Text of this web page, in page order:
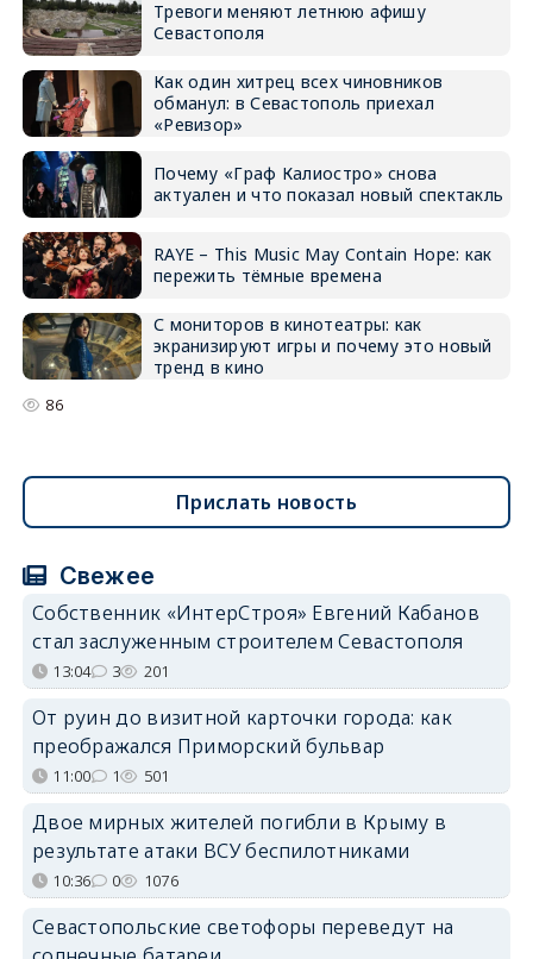
Тревоги меняют летнюю афишу
Севастополя
Как один хитрец всех чиновников
обманул: в Севастополь приехал
«Ревизор»
Почему «Граф Калиостро» снова
актуален и что показал новый спектакль
RAYE – This Music May Contain Hope: как
пережить тёмные времена
С мониторов в кинотеатры: как
экранизируют игры и почему это новый
тренд в кино
86
Прислать новость
Свежее
Собственник «ИнтерСтроя» Евгений Кабанов
стал заслуженным строителем Севастополя
13:04 3 201
От руин до визитной карточки города: как
преображался Приморский бульвар
11:00 1 501
Двое мирных жителей погибли в Крыму в
результате атаки ВСУ беспилотниками
10:36 0 1076
Севастопольские светофоры переведут на